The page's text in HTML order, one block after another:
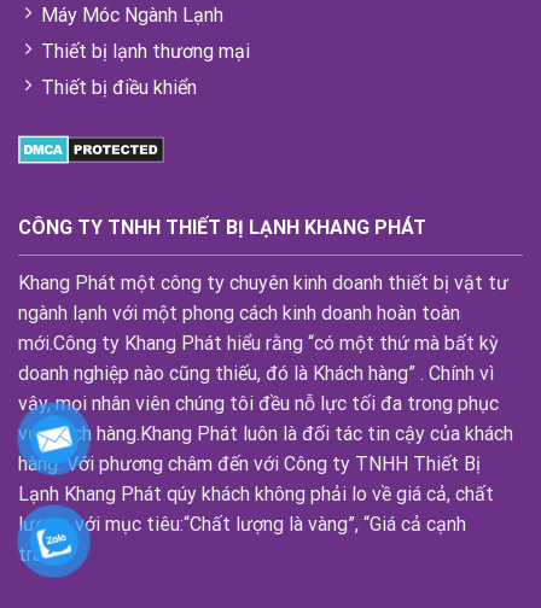
Máy Móc Ngành Lạnh
Thiết bị lạnh thương mại
Thiết bị điều khiển
CÔNG TY TNHH THIẾT BỊ LẠNH KHANG PHÁT
Khang Phát một công ty chuyên kinh doanh thiết bị vật tư
ngành lạnh với một phong cách kinh doanh hoàn toàn
mới.Công ty Khang Phát hiểu rằng “có một thứ mà bất kỳ
doanh nghiệp nào cũng thiếu, đó là Khách hàng” . Chính vì
vậy, mọi nhân viên chúng tôi đều nỗ lực tối đa trong phục
vụ khách hàng.Khang Phát luôn là đối tác tin cậy của khách
hàng. Với phương châm đến với Công ty TNHH Thiết Bị
Lạnh Khang Phát qúy khách không phải lo về giá cả, chất
lượng, với mục tiêu:“Chất lượng là vàng”, “Giá cả cạnh
tranh”.